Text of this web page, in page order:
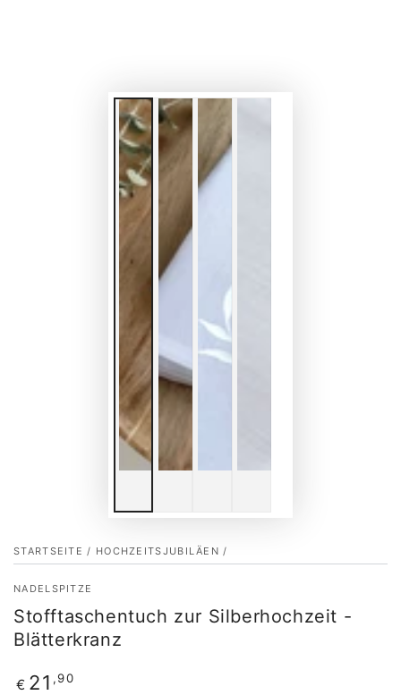
STARTSEITE / HOCHZEITSJUBILÄEN /
NADELSPITZE
Stofftaschentuch zur Silberhochzeit -
Blätterkranz
Regulärer
€ 21 ,90